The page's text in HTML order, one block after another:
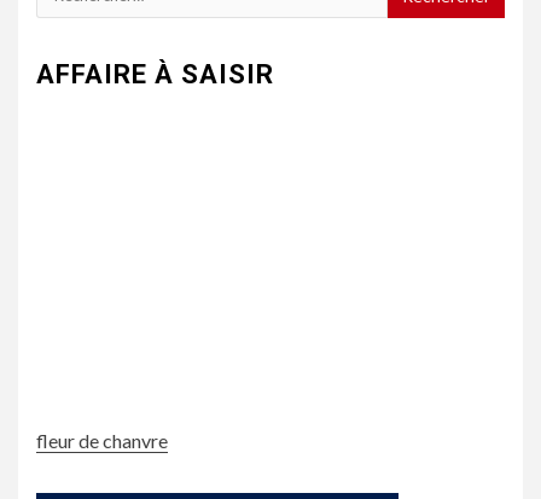
AFFAIRE À SAISIR
fleur de chanvre